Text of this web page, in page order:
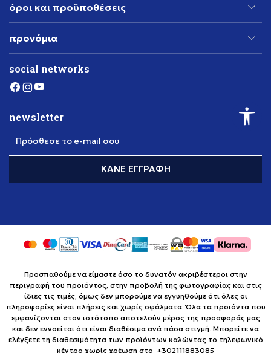
όροι και προϋποθέσεις
προνόμια
social networks
newsletter
Πρόσθεσε το e-mail σου
ΚΆΝΕ ΕΓΓΡΑΦΉ
Προσπαθούμε να είμαστε όσο το δυνατόν ακριβέστεροι στην
περιγραφή του προϊόντος, στην προβολή της φωτογραφίας και στις
ίδιες τις τιμές, όμως δεν μπορούμε να εγγυηθούμε ότι όλες οι
πληροφορίες είναι πλήρεις και χωρίς σφάλματα. Όλα τα προϊόντα που
εμφανίζονται στον ιστότοπο αποτελούν μέρος της προσφοράς μας
και δεν εννοείται ότι είναι διαθέσιμα ανά πάσα στιγμή. Μπορείτε να
ελέγξετε τη διαθεσιμότητα των προϊόντων καλώντας το τηλεφωνικό
κέντρο χωρίς χρέωση στο +302111883085